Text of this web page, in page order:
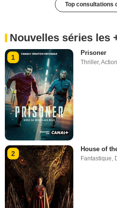
Top consultations
Nouvelles séries les
1
Prisoner
Thriller,Action
2
House of
Fantastique,